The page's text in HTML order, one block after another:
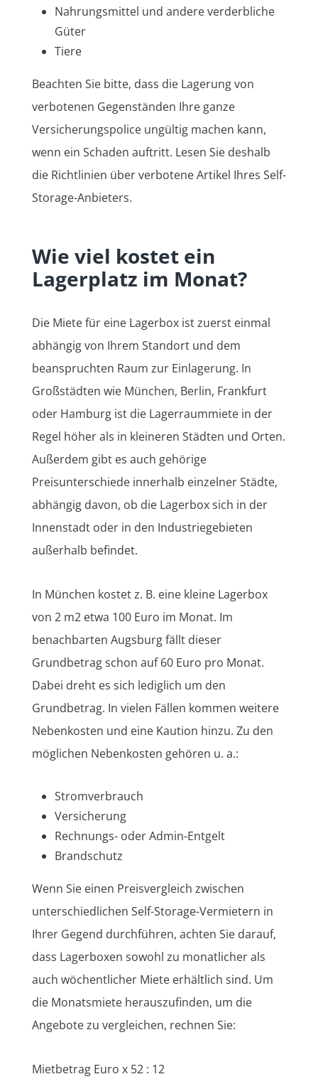
Nahrungsmittel und andere verderbliche
Güter
Tiere
Beachten Sie bitte, dass die Lagerung von
verbotenen Gegenständen Ihre ganze
Versicherungspolice ungültig machen kann,
wenn ein Schaden auftritt. Lesen Sie deshalb
die Richtlinien über verbotene Artikel Ihres Self-
Storage-Anbieters.
Wie viel kostet ein
Lagerplatz im Monat?
Die Miete für eine Lagerbox ist zuerst einmal
abhängig von Ihrem Standort und dem
beanspruchten Raum zur Einlagerung. In
Großstädten wie München, Berlin, Frankfurt
oder Hamburg ist die Lagerraummiete in der
Regel höher als in kleineren Städten und Orten.
Außerdem gibt es auch gehörige
Preisunterschiede innerhalb einzelner Städte,
abhängig davon, ob die Lagerbox sich in der
Innenstadt oder in den Industriegebieten
außerhalb befindet.
In München kostet z. B. eine kleine Lagerbox
von 2 m2 etwa 100 Euro im Monat. Im
benachbarten Augsburg fällt dieser
Grundbetrag schon auf 60 Euro pro Monat.
Dabei dreht es sich lediglich um den
Grundbetrag. In vielen Fällen kommen weitere
Nebenkosten und eine Kaution hinzu. Zu den
möglichen Nebenkosten gehören u. a.:
Stromverbrauch
Versicherung
Rechnungs- oder Admin-Entgelt
Brandschutz
Wenn Sie einen Preisvergleich zwischen
unterschiedlichen Self-Storage-Vermietern in
Ihrer Gegend durchführen, achten Sie darauf,
dass Lagerboxen sowohl zu monatlicher als
auch wöchentlicher Miete erhältlich sind. Um
die Monatsmiete herauszufinden, um die
Angebote zu vergleichen, rechnen Sie:
Mietbetrag Euro x 52 : 12